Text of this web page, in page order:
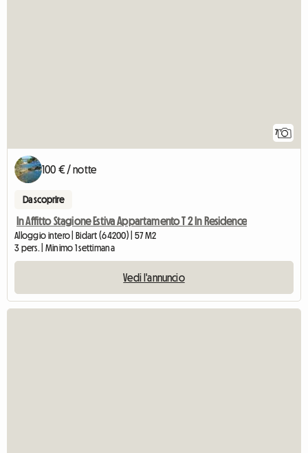
7
100 € / notte
Da scoprire
In Affitto Stagione Estiva Appartamento T 2 In Residence
Alloggio intero | Bidart (64200) | 57 M2
3 pers. | Minimo 1 settimana
Vedi l'annuncio